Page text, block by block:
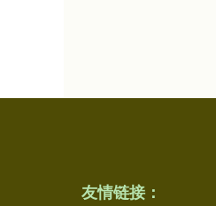
友情链接：